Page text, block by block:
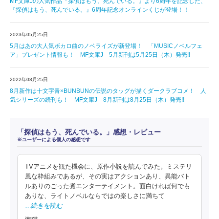
『探偵はもう、死んでいる。』6周年記念オンラインくじが登場！！
2023年05月25日
5月はあの大人気ボカロ曲のノベライズが新登場！ 「MUSICノベルフェ
ア」プレゼント情報も！ MF文庫J 5月新刊は5月25日（木）発売!!
2022年08月25日
8月新作は十文字青×BUNBUNの伝説のタッグが描くダークラブコメ！ 人
気シリーズの続刊も！ MF文庫J 8月新刊は8月25日（木）発売!!
「探偵はもう、死んでいる。」感想・レビュー
※ユーザーによる個人の感想です
TVアニメを観た機会に、原作小説を読んでみた。ミステリ
風な枠組みであるが、その実はアクションあり、異能バト
ルありのごった煮エンターテイメント。面白ければ何でも
ありな、ライトノベルならではの楽しさに満ちて
…続きを読む